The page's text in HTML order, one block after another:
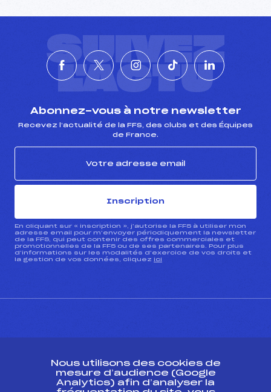
SUIVEZ
L'ACTU
Abonnez-vous à notre newsletter
Recevez l’actualité de la FFS, des clubs et des Équipes
de France.
Inscription
En cliquant sur « inscription », j’autorise la FFS à utiliser mon
adresse email pour m’envoyer périodiquement la newsletter
de la FFS, qui peut contenir des offres commerciales et
promotionnelles de la FFS ou de ses partenaires. Pour plus
d’informations sur les modalités d’exercice de vos droits et
la gestion de vos données, cliquez ici
Nous utilisons des cookies de
mesure d’audience (Google
Analytics) afin d’analyser la